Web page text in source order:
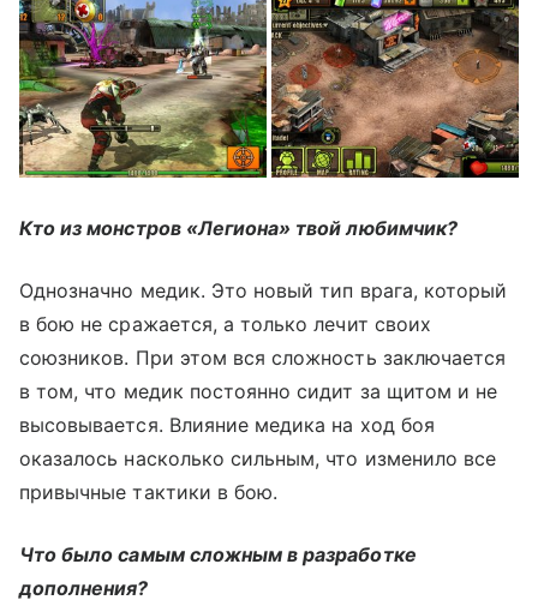
Кто из монстров «Легиона» твой любимчик?
Однозначно медик. Это новый тип врага, который
в бою не сражается, а только лечит своих
союзников. При этом вся сложность заключается
в том, что медик постоянно сидит за щитом и не
высовывается. Влияние медика на ход боя
оказалось насколько сильным, что изменило все
привычные тактики в бою.
Что было самым сложным в разработке
дополнения?